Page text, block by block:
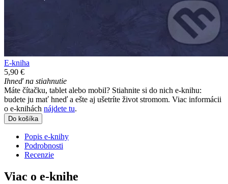
E-kniha
5,90 €
Ihneď na stiahnutie
Máte čítačku, tablet alebo mobil? Stiahnite si do nich e-knihu:
budete ju mať hneď a ešte aj ušetríte život stromom. Viac informácii
o e-knihách nájdete tu.
Do košíka
Popis e-knihy
Podrobnosti
Recenzie
Viac o e-knihe